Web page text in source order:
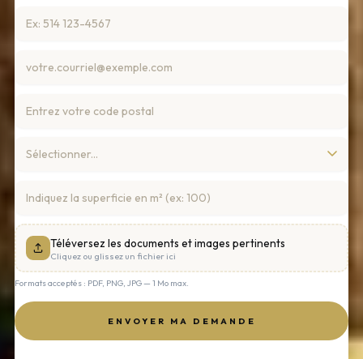
Téléversez les documents et images pertinents
Cliquez ou glissez un fichier ici
Formats acceptés : PDF, PNG, JPG — 1 Mo max.
ENVOYER MA DEMANDE